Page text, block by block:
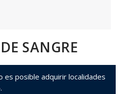
SANGRE
es posible adquirir localidades